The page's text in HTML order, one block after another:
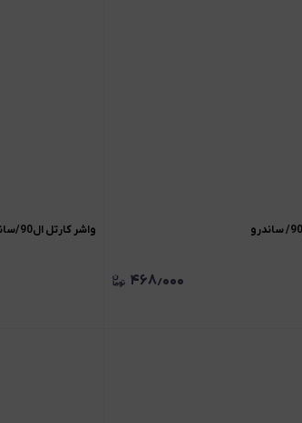
۴۶۸٫۰۰۰
واشر کارتل ال90/ساندرو